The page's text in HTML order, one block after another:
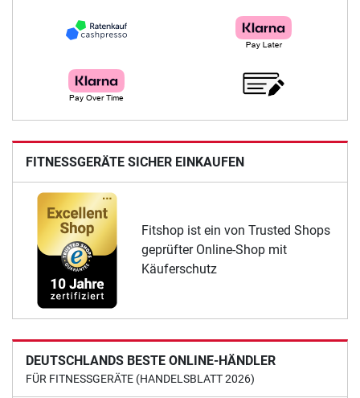
FITNESSGERÄTE SICHER EINKAUFEN
Fitshop ist ein von Trusted Shops
geprüfter Online-Shop mit
Käuferschutz
DEUTSCHLANDS BESTE ONLINE-HÄNDLER
FÜR FITNESSGERÄTE (HANDELSBLATT 2026)